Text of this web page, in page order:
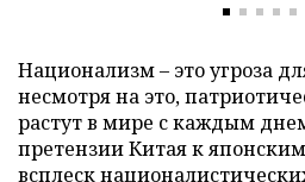
Национализм – это угроза
несмотря на это,
растут в мире с каждым
претензии Китая к
всплеск